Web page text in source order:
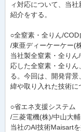
ィ対応について、当
紹介をする。
○全窒素・全りん/
/東亜ディーケーケー(
当社製全窒素・全り
応した全窒素・全り
る。今回は、開発背
緯や取り入れた技術に
○省エネ支援システム
/三菱電機(株)/中山大輔
当社のAI技術Maisart